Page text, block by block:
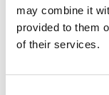
may combine it
provided to them
of their services.